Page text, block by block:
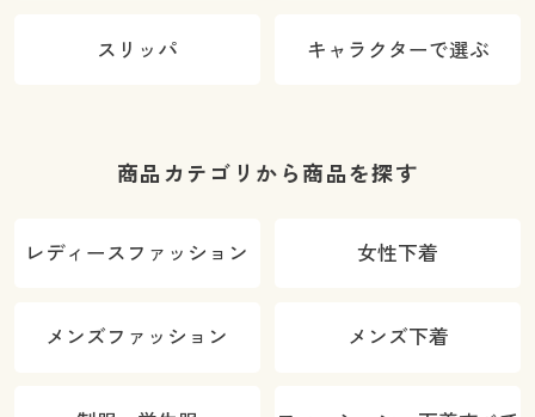
スリッパ キャラクターで選ぶ
商品カテゴリから商品を探す
レディースファッション 女性下着
メンズファッション メンズ下着